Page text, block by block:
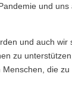
und
und auch
zu
die